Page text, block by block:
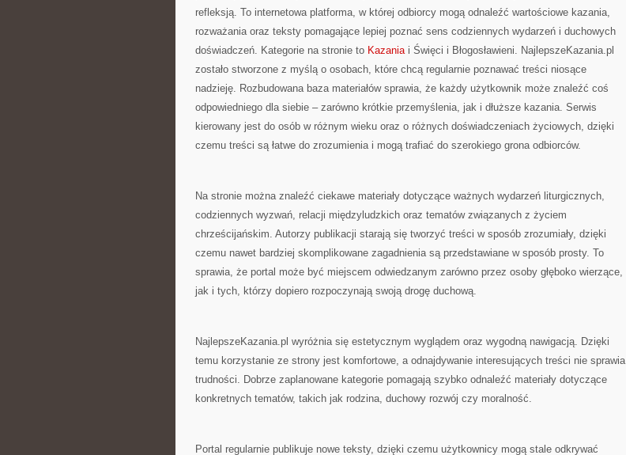
refleksją. To internetowa platforma, w której odbiorcy mogą odnaleźć wartościowe kazania,
rozważania oraz teksty pomagające lepiej poznać sens codziennych wydarzeń i duchowych
doświadczeń. Kategorie na stronie to Kazaniai Święci i Błogosławieni. NajlepszeKazania.pl
zostało stworzone z myślą o osobach, które chcą regularnie poznawać treści niosące
nadzieję. Rozbudowana baza materiałów sprawia, że każdy użytkownik może znaleźć coś
odpowiedniego dla siebie – zarówno krótkie przemyślenia, jak i dłuższe kazania. Serwis
kierowany jest do osób w różnym wieku oraz o różnych doświadczeniach życiowych, dzięki
czemu treści są łatwe do zrozumienia i mogą trafiać do szerokiego grona odbiorców.
Na stronie można znaleźć ciekawe materiały dotyczące ważnych wydarzeń liturgicznych,
codziennych wyzwań, relacji międzyludzkich oraz tematów związanych z życiem
chrześcijańskim. Autorzy publikacji starają się tworzyć treści w sposób zrozumiały, dzięki
czemu nawet bardziej skomplikowane zagadnienia są przedstawiane w sposób prosty. To
sprawia, że portal może być miejscem odwiedzanym zarówno przez osoby głęboko wierzące,
jak i tych, którzy dopiero rozpoczynają swoją drogę duchową.
NajlepszeKazania.pl wyróżnia się estetycznym wyglądem oraz wygodną nawigacją. Dzięki
temu korzystanie ze strony jest komfortowe, a odnajdywanie interesujących treści nie sprawia
trudności. Dobrze zaplanowane kategorie pomagają szybko odnaleźć materiały dotyczące
konkretnych tematów, takich jak rodzina, duchowy rozwój czy moralność.
Portal regularnie publikuje nowe teksty, dzięki czemu użytkownicy mogą stale odkrywać